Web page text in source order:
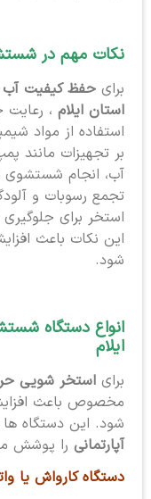
نکات مهم در
برای حفظ کیفیت
استان ایلام ،
استفاده از مواد
بر تجهیزات مانند
آب، انجام شستشوی
تجمع رسوبات و
استخر برای
این نکات باعث
شود.
انواع دستگاه
ایلام
برای استخر شویی
مخصوص باعث
شود. این دستگاه
آپارتمانیرا پوشش
دستگاه کارواش یا